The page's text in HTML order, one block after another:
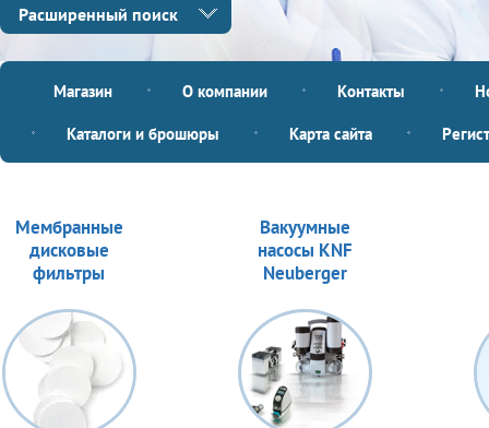
Расширенный поиск
Магазин О компании Контакты
Каталоги и брошюры Карта сайта
Мембранные
дисковые
фильтры
Вакуумные
насосы KNF
Neuberger